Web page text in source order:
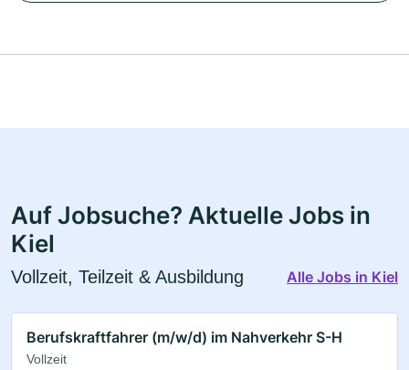
Auf Jobsuche? Aktuelle Jobs in
Kiel
Vollzeit, Teilzeit & Ausbildung Alle Jobs in Kiel
Berufskraftfahrer (m/w/d) im Nahverkehr S-H
Vollzeit